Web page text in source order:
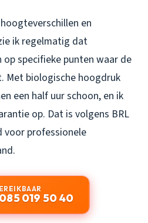
en
ik regelmatig dat
specifieke punten waar de
Met biologische hoogdruk
een half uur schoon, en ik
op. Dat is volgens BRL
voor professionele
019 50 40